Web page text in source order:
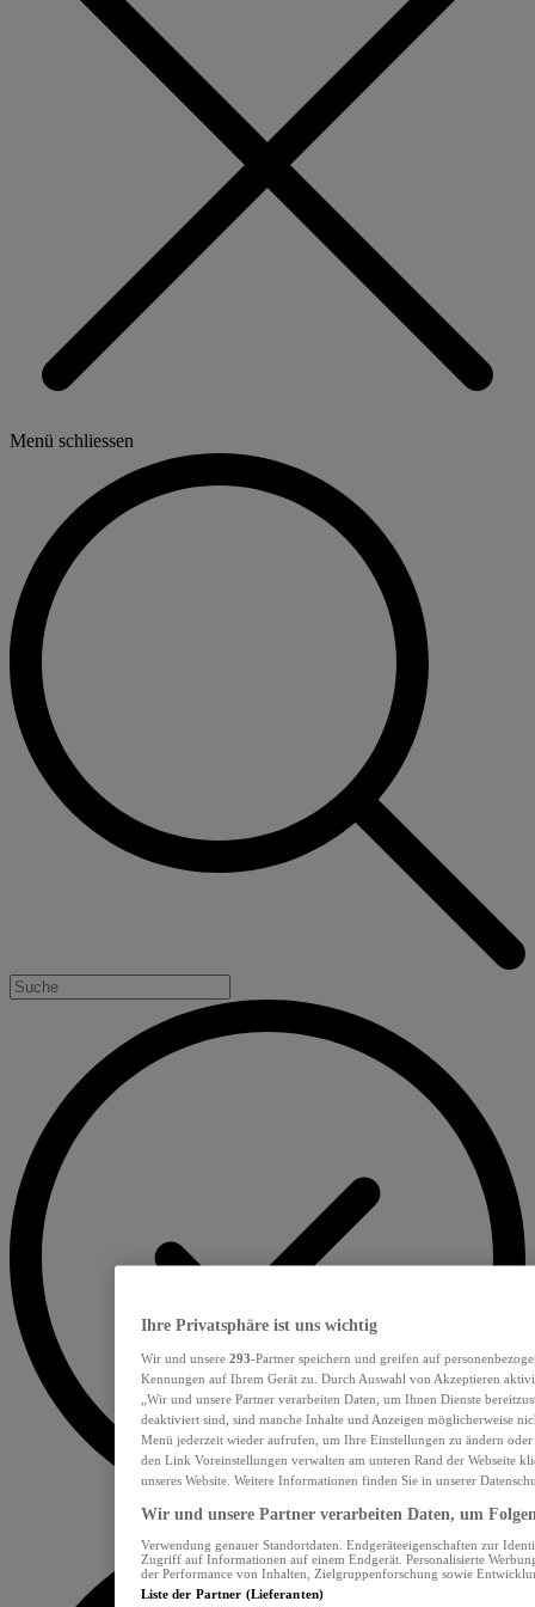
Menü schliessen
Ihre Privatsphäre ist uns wichtig
Wir und unsere 293-Partner speichern und greifen auf
Kennungen auf Ihrem Gerät zu. Durch Auswahl von Akzeptieren
„Wir und unsere Partner verarbeiten Daten, um Ihnen Dienste
deaktiviert sind, sind manche Inhalte und Anzeigen möglicherweise
Menü jederzeit wieder aufrufen, um Ihre Einstellungen zu ändern
den Link Voreinstellungen verwalten am unteren Rand der Webseite
unseres Website. Weitere Informationen finden Sie in unserer
Wir und unsere Partner verarbeiten Daten, um
Verwendung genauer Standortdaten. Endgeräteeigenschaften zur
Zugriff auf Informationen auf einem Endgerät. Personalisierte
der Performance von Inhalten, Zielgruppenforschung sowie
Liste der Partner (Lieferanten)